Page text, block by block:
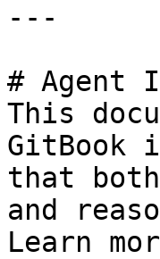
---
# Agent
This
GitBook
that
and
Learn